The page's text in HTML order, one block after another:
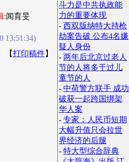
:闻育旻
13:51:34)
【打印稿件】
斗力是中共执政能
力的重要体现
- 西双版纳特大持枪
劫案告破 公布4名嫌
疑人身份
- 两年后北京过老人
节的人将多于过儿
童节的人
- 中荷警方联手 成功
破获一起跨国绑架
华人案
- 专家：人民币短期
大幅升值只会拉世
界经济的后腿
- 特大型综合辞典